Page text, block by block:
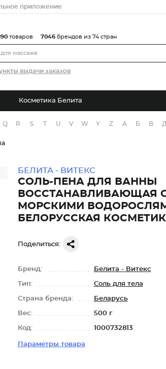
приложение
выдачи заказов
товаров 7046 брендов из 74 стран
Косметика Белита
Q R S T U V W Y Z А Б В Д
БЕЛИТА - ВИТЕКС
СОЛЬ-ПЕНА ДЛЯ ВАННЫ
ВОССТАНАВЛИВАЮЩАЯ
МОРСКИМИ ВОДОРОСЛЯМИ
БЕЛОРУССКАЯ
Поделиться:
Бренд: Белита - Витекс
Тип: Соль для тела
Страна бренда: Беларусь
Вес: 500 г
Код: 1000732813
Параметры товара